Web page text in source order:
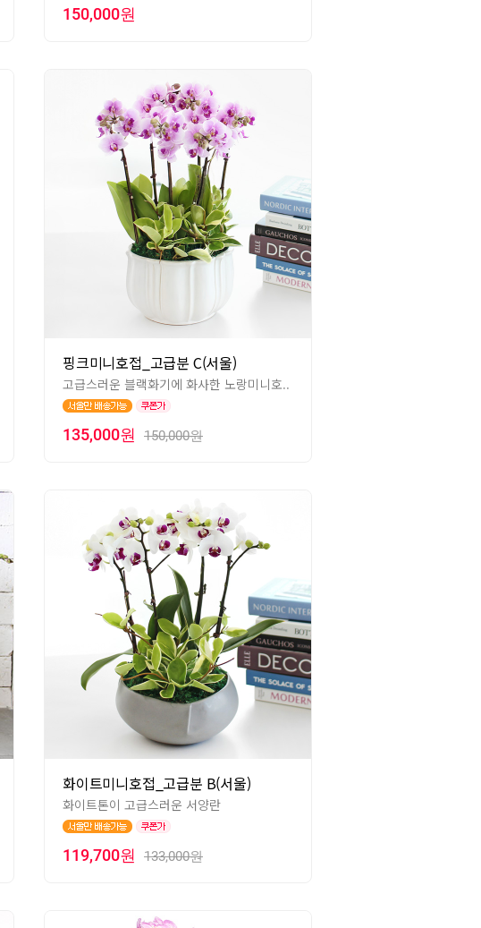
150,000원
핑크미니호접_고급분 C(서울)
고급스러운 블랙화기에 화사한 노랑미니호..
135,000원 150,000원
화이트미니호접_고급분 B(서울)
화이트톤이 고급스러운 서양란
119,700원 133,000원